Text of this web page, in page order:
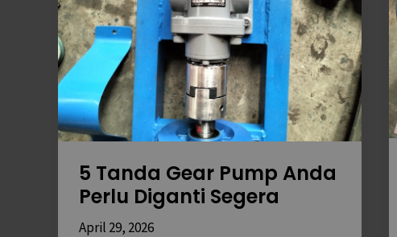
5 Tanda Gear Pump Anda
Perlu Diganti Segera
April 29, 2026
Anda
Perlu
Diganti
Segera